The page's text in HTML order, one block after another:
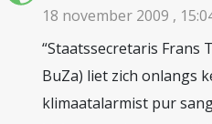
18 november 2009 ,
“Staatssecretaris Frans
BuZa) liet zich onlangs
klimaatalarmist pur